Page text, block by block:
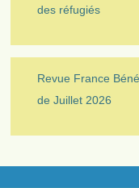
des réfugiés
Revue France
de Juillet 2026